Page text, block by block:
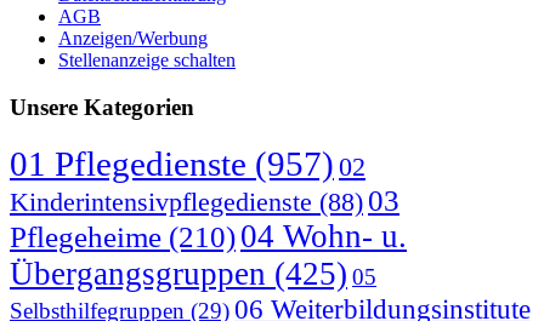
AGB
Anzeigen/Werbung
Stellenanzeige schalten
Unsere Kategorien
01 Pflegedienste (957) 02
Kinderintensivpflegedienste (88) 03
Pflegeheime (210)04 Wohn- u.
Übergangsgruppen (425) 05
Selbsthilfegruppen (29)06 Weiterbildungsinstitute